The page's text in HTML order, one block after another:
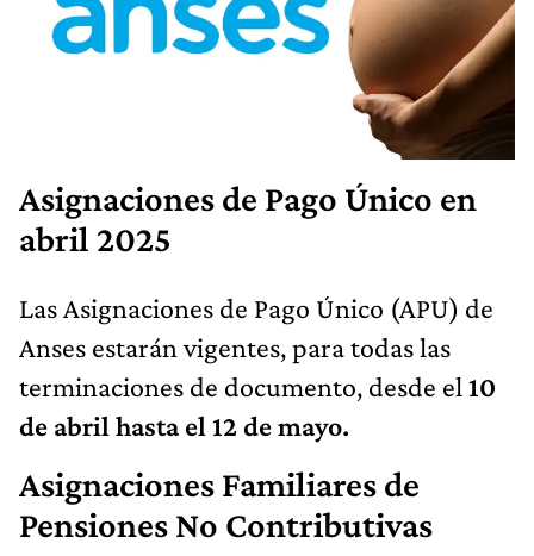
Asignaciones de Pago Único en
abril 2025
Las Asignaciones de Pago Único (APU) de
Anses estarán vigentes, para todas las
terminaciones de documento, desde el 10
de abril hasta el 12 de mayo.
Asignaciones Familiares de
Pensiones No Contributivas